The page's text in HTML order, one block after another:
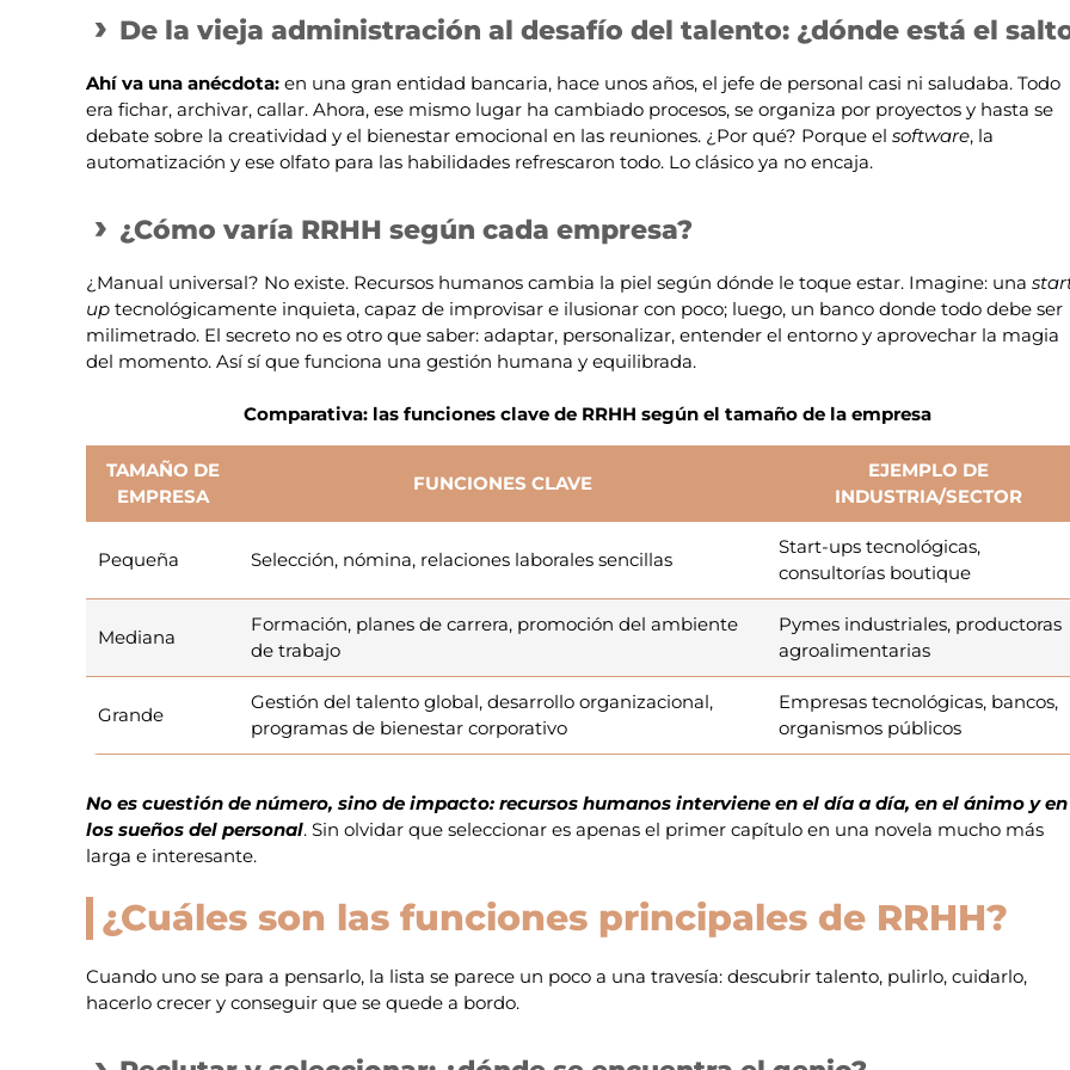
De la vieja administración al desafío del talento: ¿dónde está el
Ahí va una anécdota: en una gran entidad bancaria, hace unos años, el jefe de personal casi ni saludaba. Todo
era fichar, archivar, callar. Ahora, ese mismo lugar ha cambiado procesos, se organiza por proyectos y hasta se
debate sobre la creatividad y el bienestar emocional en las reuniones. ¿Por qué? Porque el software, la
automatización y ese olfato para las habilidades refrescaron todo. Lo clásico ya no encaja.
¿Cómo varía RRHH según cada empresa?
¿Manual universal? No existe. Recursos humanos cambia la piel según dónde le toque estar. Imagine: una
up tecnológicamente inquieta, capaz de improvisar e ilusionar con poco; luego, un banco donde todo debe ser
milimetrado. El secreto no es otro que saber: adaptar, personalizar, entender el entorno y aprovechar la magia
del momento. Así sí que funciona una gestión humana y equilibrada.
Comparativa: las funciones clave de RRHH según el tamaño de la empresa
TAMAÑO DE
EMPRESA
FUNCIONES CLAVE
EJEMPLO DE
INDUSTRIA/SECTOR
Pequeña Selección, nómina, relaciones laborales sencillas
Start-ups tecnológicas,
consultorías boutique
Mediana
Formación, planes de carrera, promoción del ambiente
de trabajo
Pymes industriales, productoras
agroalimentarias
Grande
Gestión del talento global, desarrollo organizacional,
programas de bienestar corporativo
Empresas tecnológicas, bancos,
organismos públicos
No es cuestión de número, sino de impacto: recursos humanos interviene en el día a día, en el ánimo y en
los sueños del personal. Sin olvidar que seleccionar es apenas el primer capítulo en una novela mucho más
larga e interesante.
¿Cuáles son las funciones principales de RRHH?
Cuando uno se para a pensarlo, la lista se parece un poco a una travesía: descubrir talento, pulirlo, cuidarlo,
hacerlo crecer y conseguir que se quede a bordo.